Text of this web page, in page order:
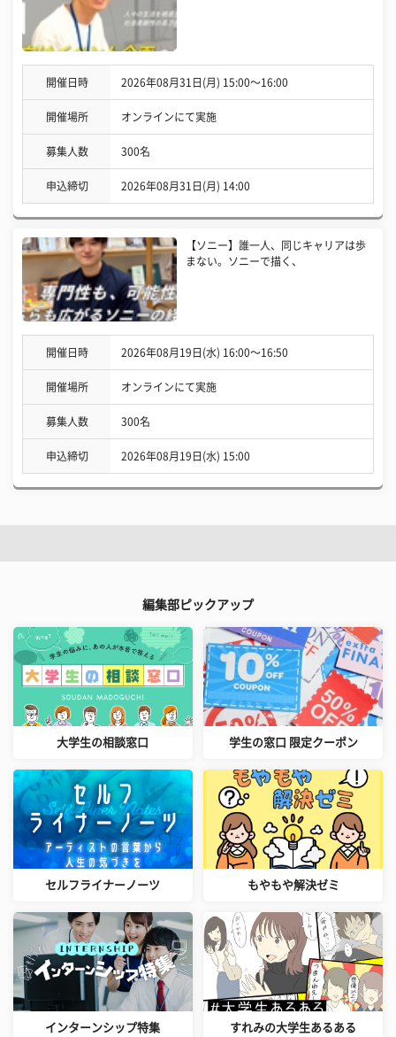
開催日時 2026年08月31日(月) 15:00〜16:00
開催場所 オンラインにて実施
募集人数 300名
申込締切 2026年08月31日(月) 14:00
【ソニー】誰一人、同じキャリアは歩
まない。ソニーで描く、
開催日時 2026年08月19日(水) 16:00〜16:50
開催場所 オンラインにて実施
募集人数 300名
申込締切 2026年08月19日(水) 15:00
編集部ピックアップ
大学生の相談窓口 学生の窓口 限定クーポン
セルフライナーノーツ もやもや解決ゼミ
インターンシップ特集 すれみの大学生あるある